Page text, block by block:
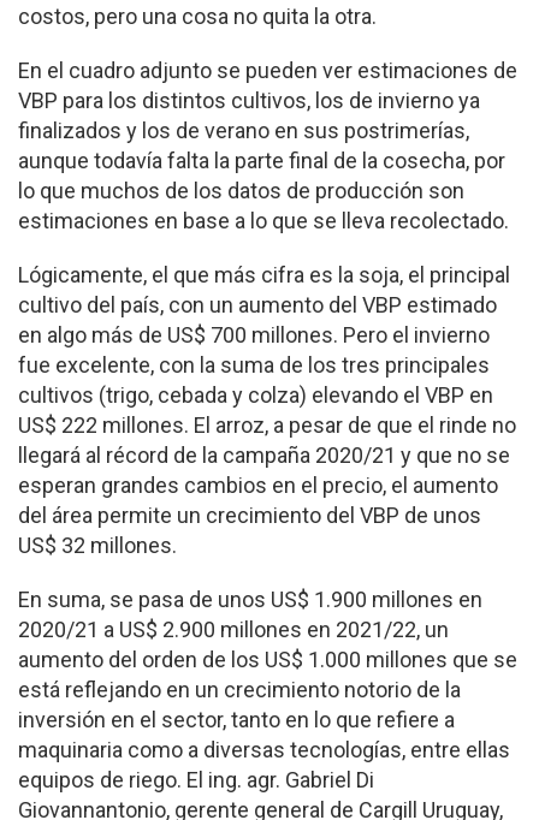
costos, pero una cosa no quita la otra.
En el cuadro adjunto se pueden ver estimaciones de
VBP para los distintos cultivos, los de invierno ya
finalizados y los de verano en sus postrimerías,
aunque todavía falta la parte final de la cosecha, por
lo que muchos de los datos de producción son
estimaciones en base a lo que se lleva recolectado.
Lógicamente, el que más cifra es la soja, el principal
cultivo del país, con un aumento del VBP estimado
en algo más de US$ 700 millones. Pero el invierno
fue excelente, con la suma de los tres principales
cultivos (trigo, cebada y colza) elevando el VBP en
US$ 222 millones. El arroz, a pesar de que el rinde no
llegará al récord de la campaña 2020/21 y que no se
esperan grandes cambios en el precio, el aumento
del área permite un crecimiento del VBP de unos
US$ 32 millones.
En suma, se pasa de unos US$ 1.900 millones en
2020/21 a US$ 2.900 millones en 2021/22, un
aumento del orden de los US$ 1.000 millones que se
está reflejando en un crecimiento notorio de la
inversión en el sector, tanto en lo que refiere a
maquinaria como a diversas tecnologías, entre ellas
equipos de riego. El ing. agr. Gabriel Di
Giovannantonio, gerente general de Cargill Uruguay,